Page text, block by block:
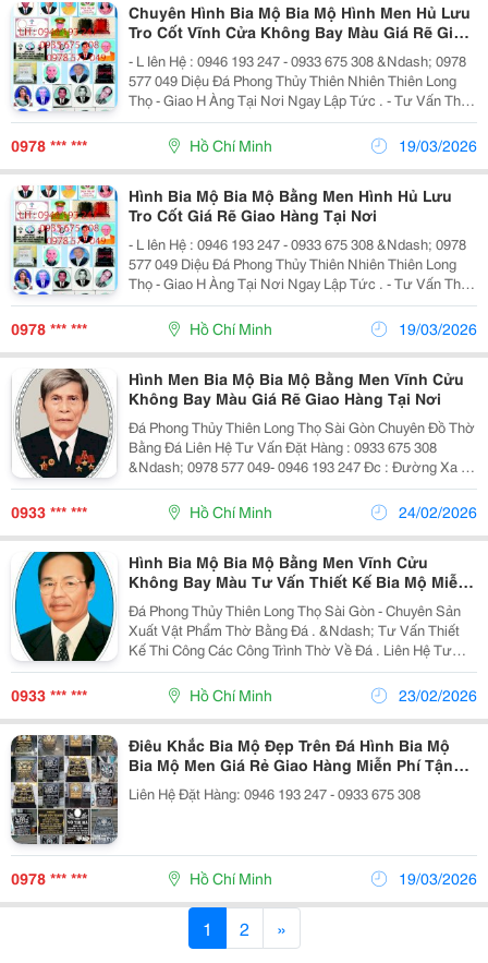
Chuyên Hình Bia Mộ Bia Mộ Hình Men Hủ Lưu
Tro Cốt Vĩnh Cửa Không Bay Màu Giá Rẽ Giao
Hàng Tại Nơi
- L Iên Hệ : 0946 193 247 - 0933 675 308 &Ndash; 0978
577 049 Diệu Đá Phong Thủy Thiên Nhiên Thiên Long
Thọ - Giao H Àng Tại Nơi Ngay Lập Tức . - Tư Vấn Thiết
Kế Xây Dựng Mộ - Khắc Bia - Đá Hoa Cương , Đá Khối
Thiên Nhiên &Ndash; Sản Xuất...
0978 *** *** Hồ Chí Minh 19/03/2026
Hình Bia Mộ Bia Mộ Bằng Men Hình Hủ Lưu
Tro Cốt Giá Rẽ Giao Hàng Tại Nơi
- L Iên Hệ : 0946 193 247 - 0933 675 308 &Ndash; 0978
577 049 Diệu Đá Phong Thủy Thiên Nhiên Thiên Long
Thọ - Giao H Àng Tại Nơi Ngay Lập Tức . - Tư Vấn Thiết
Kế Xây Dựng Mộ - Khắc Bia - Đá Hoa Cương , Đá Khối
Thiên Nhiên &Ndash; Sản Xuất...
0978 *** *** Hồ Chí Minh 19/03/2026
Hình Men Bia Mộ Bia Mộ Bằng Men Vĩnh Cửu
Không Bay Màu Giá Rẽ Giao Hàng Tại Nơi
Đá Phong Thủy Thiên Long Thọ Sài Gòn Chuyên Đồ Thờ
Bằng Đá Liên Hệ Tư Vấn Đặt Hàng : 0933 675 308
&Ndash; 0978 577 049- 0946 193 247 Đc : Đường Xa Lộ
Hà Nội, Tp Thủ Đức, Hcm - Gần Chùa Thiên Quang,
Phường Đông Hòa, Tp Dĩ An, Bình Dương ...
0933 *** *** Hồ Chí Minh 24/02/2026
Hình Bia Mộ Bia Mộ Bằng Men Vĩnh Cửu
Không Bay Màu Tư Vấn Thiết Kế Bia Mộ Miễn
Phí
Đá Phong Thủy Thiên Long Thọ Sài Gòn - Chuyên Sản
Xuất Vật Phẩm Thờ Bằng Đá . &Ndash; Tư Vấn Thiết
Kế Thi Công Các Công Trình Thờ Về Đá . Liên Hệ Tư
Vấn Đặt Hàng : 0933 675 308 &Ndash; 0978 577 049-
0946 193 247 Đc : Đường Xa Lộ Hà Nội,...
0933 *** *** Hồ Chí Minh 23/02/2026
Điêu Khắc Bia Mộ Đẹp Trên Đá Hình Bia Mộ
Bia Mộ Men Giá Rẻ Giao Hàng Miễn Phí Tận
Nơi
Liên Hệ Đặt Hàng: 0946 193 247 - 0933 675 308
0978 *** *** Hồ Chí Minh 19/03/2026
1 2 »